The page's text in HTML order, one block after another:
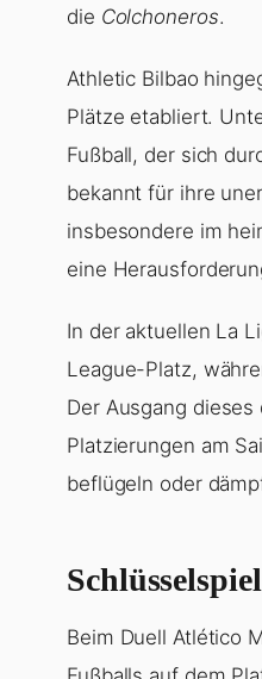
die Colchoneros.
Athletic Bilbao
Plätze etabliert.
Fußball, der sich
bekannt für ihre
insbesondere im
eine
In der aktuellen La
League-Platz,
Der Ausgang
Platzierungen am
beflügeln oder
Beim Duell Atlético